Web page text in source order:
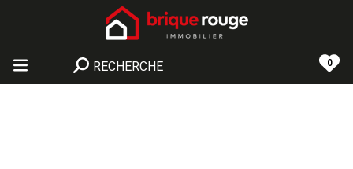
RECHERCHE 0